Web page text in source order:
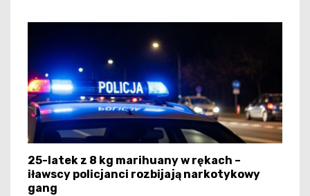
25-latek z 8 kg marihuany w rękach –
iławscy policjanci rozbijają narkotykowy
gang